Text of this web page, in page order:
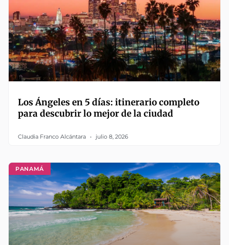
Los Ángeles en 5 días: itinerario completo
para descubrir lo mejor de la ciudad
Claudia Franco Alcántara julio 8, 2026
PANAMÁ